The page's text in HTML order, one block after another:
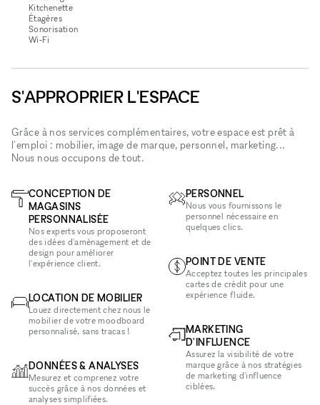
Kitchenette
Étagères
Sonorisation
Wi‑Fi
S'APPROPRIER L'ESPACE
Grâce à nos services complémentaires, votre espace est prêt à
l'emploi : mobilier, image de marque, personnel, marketing...
Nous nous occupons de tout.
CONCEPTION DE
MAGASINS
PERSONNALISÉE
Nos experts vous proposeront
des idées d'aménagement et de
design pour améliorer
l'expérience client.
LOCATION DE MOBILIER
Louez directement chez nous le
mobilier de votre moodboard
personnalisé, sans tracas !
DONNÉES & ANALYSES
Mesurez et comprenez votre
succès grâce à nos données et
analyses simplifiées.
PERSONNEL
Nous vous fournissons le
personnel nécessaire en
quelques clics.
POINT DE VENTE
Acceptez toutes les principales
cartes de crédit pour une
expérience fluide.
MARKETING
D'INFLUENCE
Assurez la visibilité de votre
marque grâce à nos stratégies
de marketing d'influence
ciblées.